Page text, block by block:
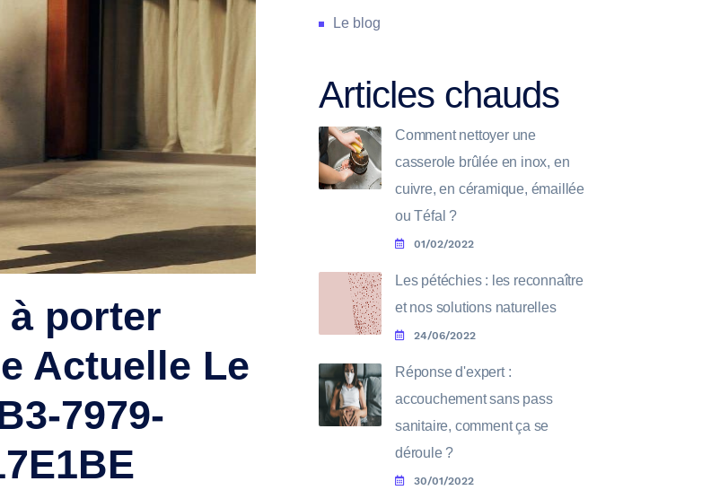
à porter
Actuelle Le
7979-
Le blog
Articles chauds
Comment nettoyer une
casserole brûlée en inox, en
cuivre, en céramique, émaillée
ou Téfal ?
01/02/2022
Les pétéchies : les reconnaître
et nos solutions naturelles
24/06/2022
Réponse d'expert :
accouchement sans pass
sanitaire, comment ça se
déroule ?
30/01/2022